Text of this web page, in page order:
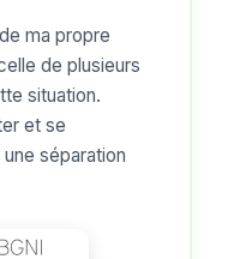
ma propre
de plusieurs
situation.
et se
séparation